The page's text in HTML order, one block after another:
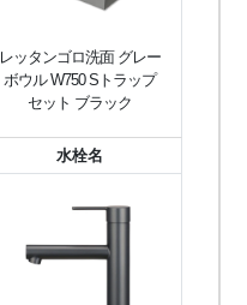
レッタンゴロ洗面 グレー
ボウル W750 Sトラップ
セット ブラック
水栓名